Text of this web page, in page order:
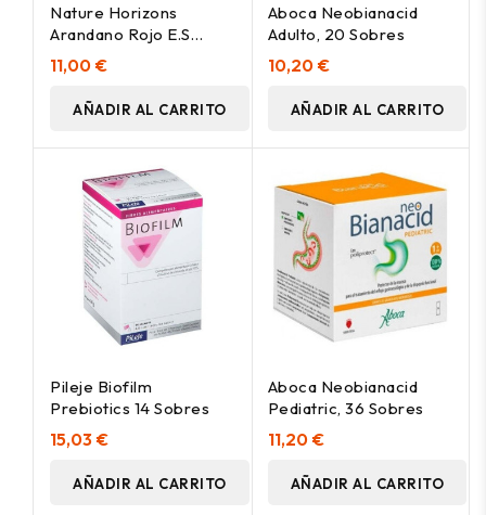
Nature Horizons
Arandano Rojo E.S
200Mg 60Cap
11,00 €
AÑADIR AL CARRITO
Aboca Neobianacid
Adulto, 20 Sobres
10,20 €
AÑADIR AL CARRITO
Pileje Biofilm
Prebiotics 14 Sobres
15,03 €
AÑADIR AL CARRITO
Aboca Neobianacid
Pediatric, 36 Sobres
11,20 €
AÑADIR AL CARRITO